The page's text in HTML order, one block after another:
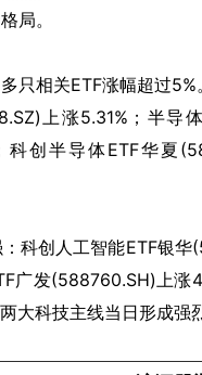
局。
只相关ETF涨幅超过
上涨5.31%；半导
创半导体ETF华夏
科创人工智能ETF银
广发(588760.SH)上
大科技主线当日形成强